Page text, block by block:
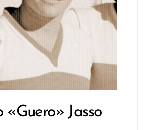
«Guero» Jasso